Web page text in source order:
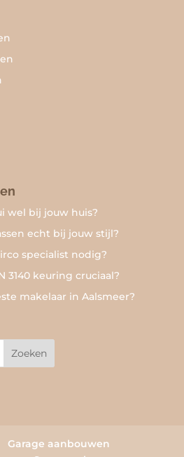
wel bij jouw huis?
echt bij jouw stijl?
specialist nodig?
3140 keuring cruciaal?
makelaar in Aalsmeer?
Garage aanbouwen